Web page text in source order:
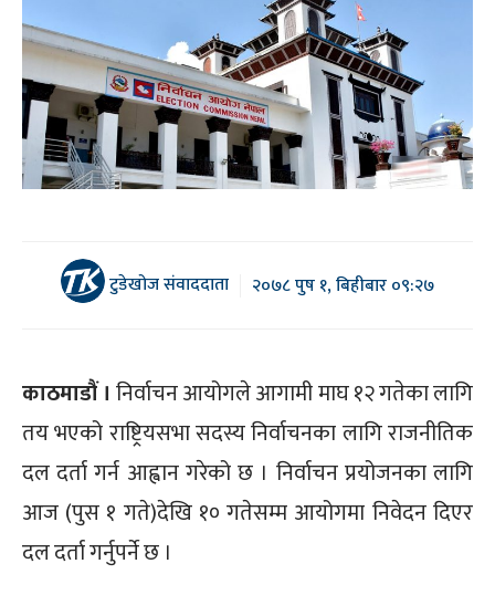
टुडेखोज संवाददाता २०७८ पुष १, बिहीबार ०९:२७
काठमाडौं । निर्वाचन आयोगले आगामी माघ १२ गतेका लागि
तय भएको राष्ट्रियसभा सदस्य निर्वाचनका लागि राजनीतिक
दल दर्ता गर्न आह्वान गरेको छ । निर्वाचन प्रयोजनका लागि
आज (पुस १ गते)देखि १० गतेसम्म आयोगमा निवेदन दिएर
दल दर्ता गर्नुपर्ने छ ।